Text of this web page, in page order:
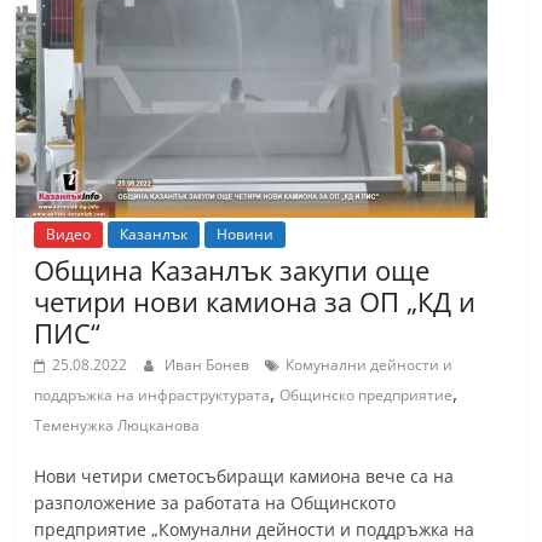
а
н
л
ъ
к
о
б
л
с
т
Видео Казанлък Новини
Oбщина Kазанлък закупи още
четири нови камиона за ОП „КД и
ПИС“
25.08.2022 Иван Бонев
Комунални дейности и
поддръжка на инфраструктурата,Общинско предприятие,
Теменужка Люцканова
Нови четири сметосъбиращи камиона вече са на
разположение за работата на Общинското
предприятие „Комунални дейности и поддръжка на